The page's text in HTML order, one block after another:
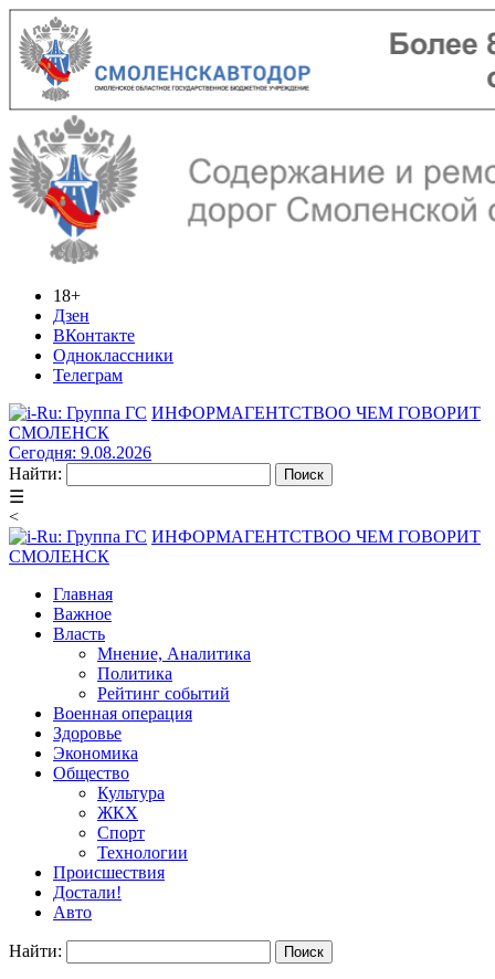
18+
Дзен
ВКонтакте
Одноклассники
Телеграм
ИНФОРМАГЕНТСТВОО ЧЕМ ГОВОРИТ
СМОЛЕНСК
Сегодня: 9.08.2026
Найти:
☰
<
ИНФОРМАГЕНТСТВОО ЧЕМ ГОВОРИТ
СМОЛЕНСК
Главная
Важное
Власть
Мнение, Аналитика
Политика
Рейтинг событий
Военная операция
Здоровье
Экономика
Общество
Культура
ЖКХ
Спорт
Технологии
Происшествия
Достали!
Авто
Найти: